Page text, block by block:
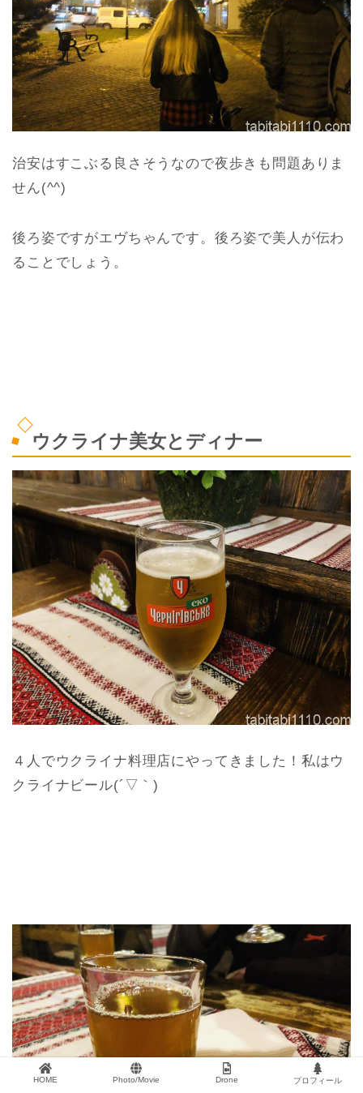
治安はすこぶる良さそうなので夜歩きも問題ありま
せん(^^)
後ろ姿ですがエヴちゃんです。後ろ姿で美人が伝わ
ることでしょう。
ウクライナ美女とディナー
４人でウクライナ料理店にやってきました！私はウ
クライナビール(´▽｀)
HOME Photo/Movie Drone プロフィール